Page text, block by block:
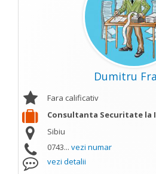
Dumitru
Fara calificativ
Consultanta Securitate la
Sibiu
0743... vezi numar
vezi detalii